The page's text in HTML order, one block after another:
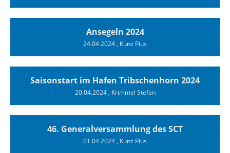
Ansegeln 2024
24.04.2024, Kunz Pius
Saisonstart im Hafen Tribschenhorn 2024
20.04.2024, Krimmel Stefan
46. Generalversammlung des SCT
01.04.2024, Kunz Pius